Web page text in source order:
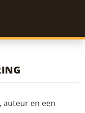
auteur en een